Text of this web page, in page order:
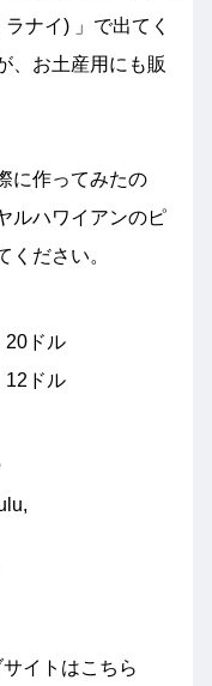
ナイ) 」で出てく
、お土産用にも販
に作ってみたの
ルハワイアンのピ
ください。
20ドル
12ドル
イトはこちら